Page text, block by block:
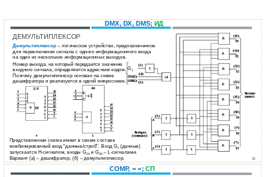
DMX, DX, DMS; ИД
ДЕМУЛЬТИПЛЕКСОР
Демультиплексор– логическое устройство, предназначенное
для переключения сигнала с одного информационного входа
на один из нескольких информационных выходов.
Номер выхода, на который передается значение
входного сигнала, определяется адресным кодом.G1
Поэтому демультиплексор основан на схеме
дешифратора и реализуется в одной микросхеме.
Представленная схема имеет в своем составе
комбинированный вход "данные/строб". Вход G1 (данные)
запускается H-сигналом, входы G2A и G2B– L-сигналами.
Вариант (а) – дешифратор, (б) – демультиплексор.
31
COMP, = =;СП